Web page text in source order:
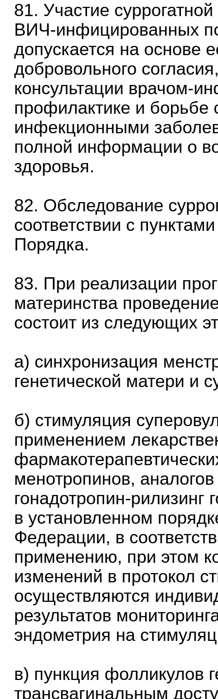
81. Участие
ВИЧ-инфицированных
допускается на основе
добровольного
консультации врачом-
профилактике и
инфекционными
полной информации о
здоровья.
82. Обследование
соответствии с
Порядка.
83. При реализации
материнства
состоит из следующих
а) синхронизация
генетической матери и
б) стимуляция
применением
менотропинов,
гонадотропин-рилизинг
в установленном
Федерации, в
применению, при этом
изменений в протокол
осуществляются
результатов
эндометрия на
в) пункция фолликулов
трансвагинальным